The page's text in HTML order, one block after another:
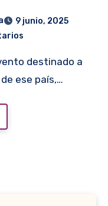
9 junio, 2025
ese país,…